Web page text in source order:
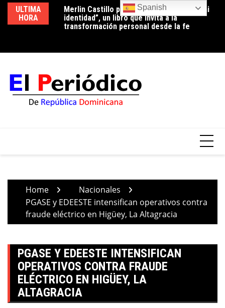
Skip
content
ULTIMA
HORA
Merlin Castillo presenta “Descubriendo mi
identidad”, un libro que invita a la
transformación personal desde la fe
Periodista Vicente Méndez pide la renuncia
del alcalde de Santo Domingo Oeste,
Francisco Peña, por deplorable situación de
Home
Nacionales
PGASE y EDEESTE intensifican operativos contra
fraude eléctrico en Higüey, La Altagracia
PGASE Y EDEESTE INTENSIFICAN
OPERATIVOS CONTRA FRAUDE
ELÉCTRICO EN HIGÜEY, LA
ALTAGRACIA
Spanish